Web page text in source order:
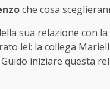
che cosa
sua relazione con
lei: la collega
iniziare questa